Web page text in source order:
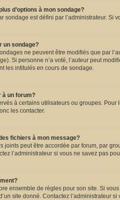
d’options à mon sondage?
sondage est défini par l’administrateur. Si
un sondage?
ne peuvent être modifiés que par
Si personne n’a voté, l’auteur peut
les intitulés en cours de sondage.
à un forum?
à certains utilisateurs ou groupes.
les contacter.
fichiers à mon message?
joints peut être accordée par forum, par
l’administrateur si vous ne savez pas
ensemble de règles pour son site. Si
site donné. Contactez l’administrateur